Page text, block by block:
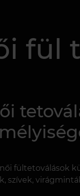
fül
női fültetoválások
szívek,